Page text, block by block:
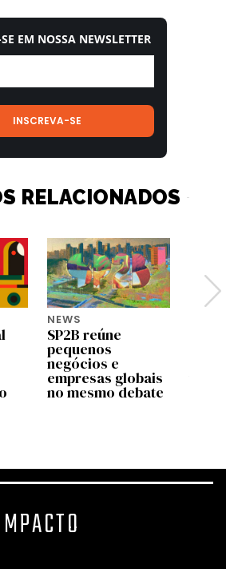
EM NOSSA NEWSLETTER
RELACIONADOS
NEWS
SP2B reúne
pequenos
negócios e
empresas globais
no mesmo debate